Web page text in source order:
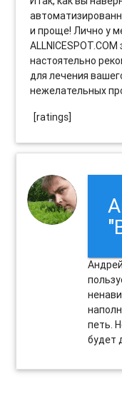
и проще! Лично у
настоятельно
для лечения
нежелательных
[ratings]
петь.
будет